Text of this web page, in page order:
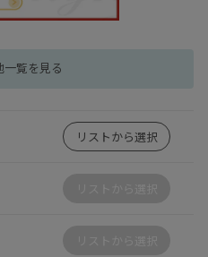
一覧を見る
リストから選択